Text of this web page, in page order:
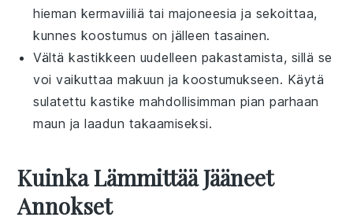
hieman kermaviiliä tai majoneesia ja sekoittaa,
kunnes koostumus on jälleen tasainen.
Vältä kastikkeen uudelleen pakastamista, sillä se
voi vaikuttaa makuun ja koostumukseen. Käytä
sulatettu kastike mahdollisimman pian parhaan
maun ja laadun takaamiseksi.
Kuinka Lämmittää Jääneet
Annokset